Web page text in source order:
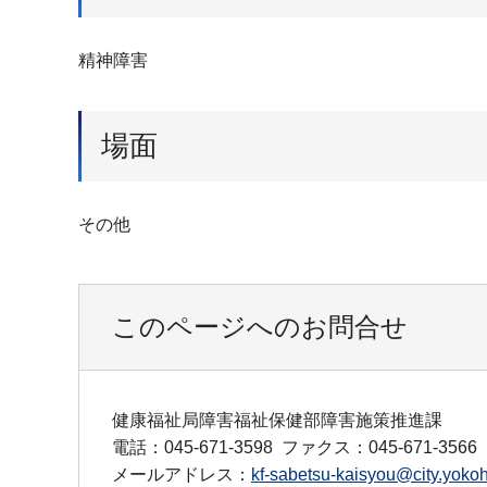
精神障害
場面
その他
このページへのお問合せ
健康福祉局障害福祉保健部障害施策推進課
電話：045-671-3598 ファクス：045-671-3566
メールアドレス： kf-sabetsu-